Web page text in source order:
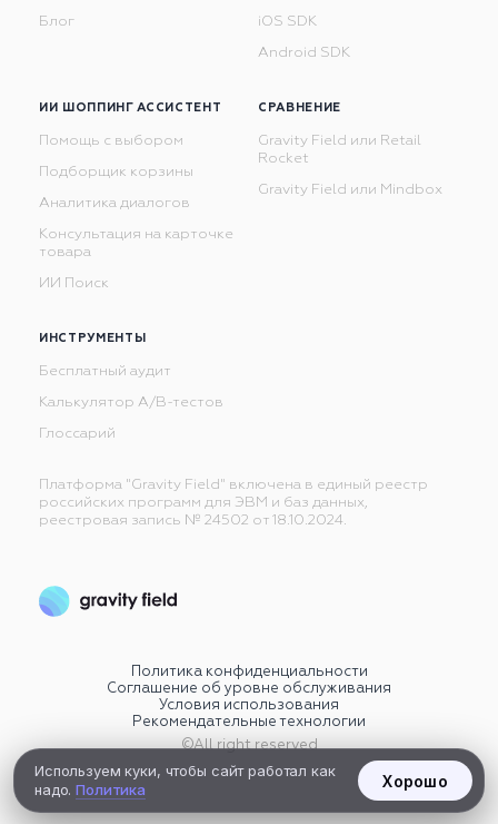
Блог iOS SDK
Android SDK
ИИ ШОППИНГ АССИСТЕНТ
Помощь с выбором
Подборщик корзины
Аналитика диалогов
Консультация на карточке
товара
ИИ Поиск
СРАВНЕНИЕ
Gravity Field или Retail
Rocket
Gravity Field или Mindbox
ИНСТРУМЕНТЫ
Бесплатный аудит
Калькулятор А/В-тестов
Глоссарий
Платформа "Gravity Field" включена в единый реестр
российских программ для ЭВМ и баз данных,
реестровая запись № 24502 от 18.10.2024.
Политика конфиденциальности
Соглашение об уровне обслуживания
Условия использования
Рекомендательные технологии
©All right reserved
Используем куки, чтобы сайт работал как
надо.Политика Хорошо